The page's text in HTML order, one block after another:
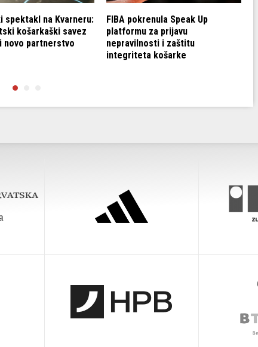
spektakl na Kvarneru:
košarkaški savez
novo partnerstvo
FIBA pokrenula Speak Up
platformu za prijavu
nepravilnosti i zaštitu
integriteta košarke